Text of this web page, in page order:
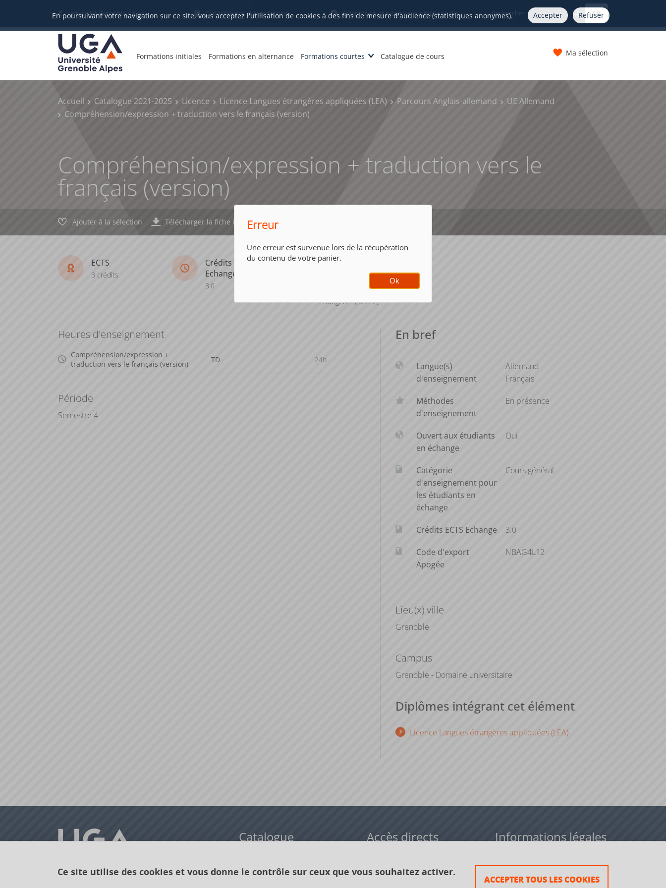
Ce site utilise des cookies et vous donne le contrôle sur ceux que vous souhaitez activer.
ACCEPTER TOUS LES COOKIES
En poursuivant votre navigation sur ce site, vous acceptez l'utilisation de cookies à des fins de mesure d'audience (statistiques anonymes). Accepter Refuser
Université Grenoble Alpes Candidatures et inscriptions Orientation et insertion professionnelle FR
Formations initiales Formations en alternance Formations courtes Catalogue de cours Ma sélection
Accueil Catalogue 2021-2025 Licence Licence Langues étrangères appliquées (LEA) Parcours Anglais-allemand
UE Allemand
Compréhension/expression + traduction vers le français (version)
Compréhension/expression + traduction vers le
français (version)
Ajouter à la sélection Télécharger la fiche PDF
ECTS
3 crédits
Crédits ECTS
Echange
3.0
Composante
Étrangères (SoCLE)
Heures d'enseignement
Compréhension/expression +
traduction vers le français (version)
TD 24h
Période
Semestre 4
En bref
Langue(s)
d'enseignement
Allemand
Français
Méthodes
d'enseignement
En présence
Ouvert aux étudiants
en échange
Oui
Catégorie
d'enseignement pour
les étudiants en
échange
Cours général
Crédits ECTS Echange 3.0
Code d'export
Apogée
NBAG4L12
Lieu(x) ville
Grenoble
Campus
Grenoble - Domaine universitaire
Diplômes intégrant cet élément
Licence Langues étrangères appliquées (LEA)
Catalogue Accès directs Informations légales
Plan du site
Erreur
Une erreur est survenue lors de la récupération
du contenu de votre panier.
Ok